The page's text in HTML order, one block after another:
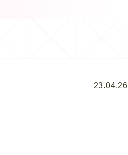
23.04.26